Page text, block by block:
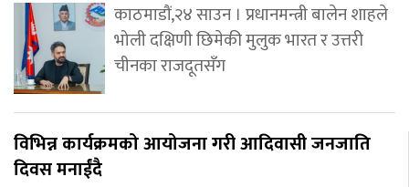
काठमाडौं,२४ साउन । प्रधानमन्त्री बालेन शाहले
भोली दक्षिणी छिमेकी मुलुक भारत र उत्तरी
चीनका राजदूतसँग
विभिन्न कार्यक्रमको आयोजना गरी आदिवासी जनजाति
दिवस मनाईंदै